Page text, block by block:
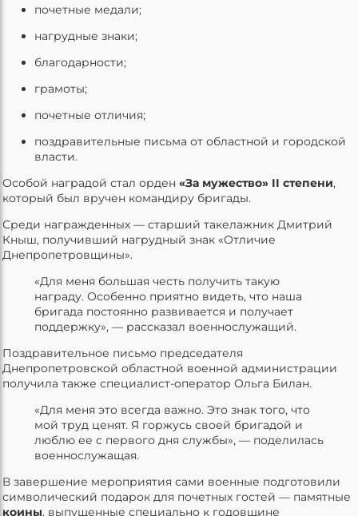
почетные медали;
нагрудные знаки;
благодарности;
грамоты;
почетные отличия;
поздравительные письма от областной и городской
власти.
Особой наградой стал орден «За мужество» II степени,
который был вручен командиру бригады.
Среди награжденных — старший такелажник Дмитрий
Кныш, получивший нагрудный знак «Отличие
Днепропетровщины».
«Для меня большая честь получить такую
награду. Особенно приятно видеть, что наша
бригада постоянно развивается и получает
поддержку», — рассказал военнослужащий.
Поздравительное письмо председателя
Днепропетровской областной военной администрации
получила также специалист-оператор Ольга Билан.
«Для меня это всегда важно. Это знак того, что
мой труд ценят. Я горжусь своей бригадой и
люблю ее с первого дня службы», — поделилась
военнослужащая.
В завершение мероприятия сами военные подготовили
символический подарок для почетных гостей — памятные
коины, выпущенные специально к годовщине